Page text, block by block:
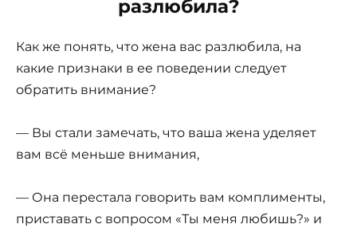
разлюбила?
Как же понять, что жена вас разлюбила, на
какие признаки в ее поведении следует
обратить внимание?
— Вы стали замечать, что ваша жена уделяет
вам всё меньше внимания,
— Она перестала говорить вам комплименты,
приставать с вопросом «Ты меня любишь?» и